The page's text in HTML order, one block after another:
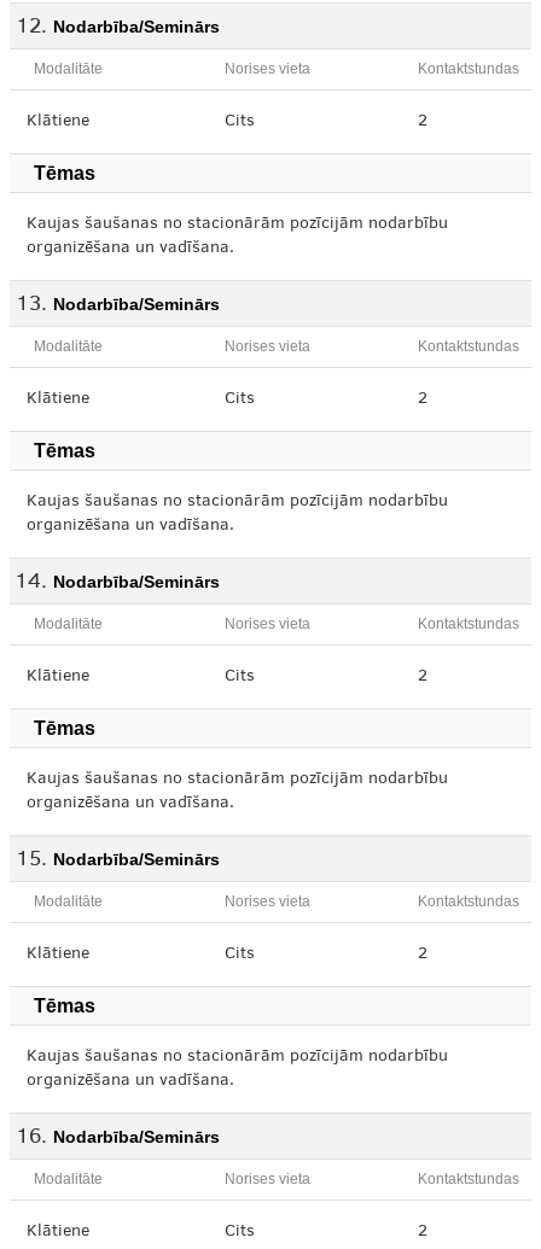
Nodarbība/Seminārs
Modalitāte Norises vieta Kontaktstundas
Klātiene Cits 2
Tēmas
Kaujas šaušanas no stacionārām pozīcijām nodarbību
organizēšana un vadīšana.
Nodarbība/Seminārs
Modalitāte Norises vieta Kontaktstundas
Klātiene Cits 2
Tēmas
Kaujas šaušanas no stacionārām pozīcijām nodarbību
organizēšana un vadīšana.
Nodarbība/Seminārs
Modalitāte Norises vieta Kontaktstundas
Klātiene Cits 2
Tēmas
Kaujas šaušanas no stacionārām pozīcijām nodarbību
organizēšana un vadīšana.
Nodarbība/Seminārs
Modalitāte Norises vieta Kontaktstundas
Klātiene Cits 2
Tēmas
Kaujas šaušanas no stacionārām pozīcijām nodarbību
organizēšana un vadīšana.
Nodarbība/Seminārs
Modalitāte Norises vieta Kontaktstundas
Klātiene Cits 2